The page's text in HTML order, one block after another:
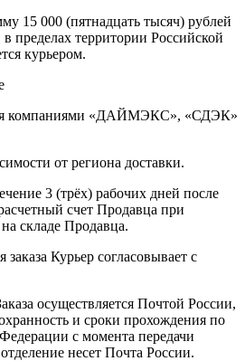
15 000 (пятнадцать тысяч) рублей
в пределах территории Российской
курьером.
компаниями «ДАЙМЭКС», «СДЭК»
от региона доставки.
3 (трёх) рабочих дней после
счет Продавца при
складе Продавца.
Курьер согласовывает с
осуществляется Почтой России,
и сроки прохождения по
с момента передачи
несет Почта России.